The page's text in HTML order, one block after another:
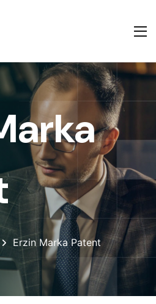
Erzin Marka Patent